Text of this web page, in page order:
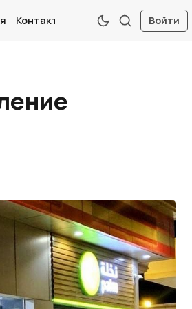
Контакты Войти